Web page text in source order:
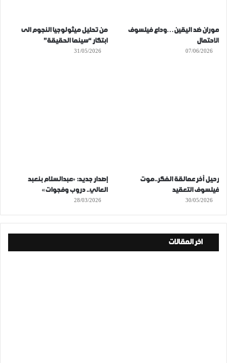
موران ضد اليقين…وداع فيلسوف
الاحتمال
07/06/2026
من تحليل ميثولوجيا النجوم الى
ابتكار “سينما الحقيقة”
31/05/2026
رحيل آخر عمالقة الفكر..موت
فيلسوف التعقيد
30/05/2026
إصدار جديد: «عبدالسلام بنعبد
العالي.. دروب وفجوات»
28/03/2026
اخر المقالات